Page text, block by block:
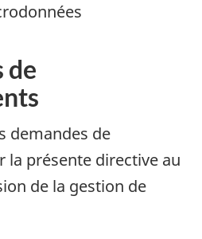
de
demandes de
la présente directive au
de la gestion de